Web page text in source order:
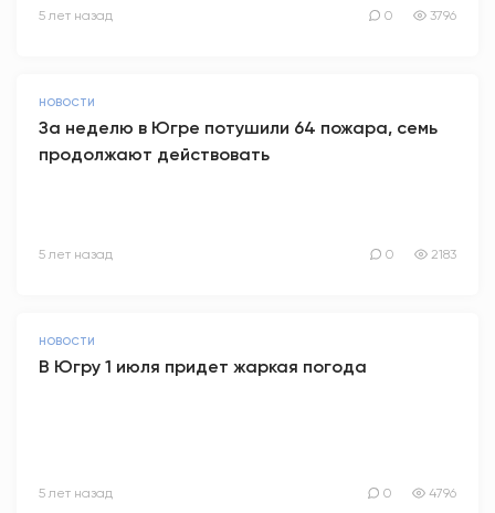
5 лет назад 0 3796
НОВОСТИ
За неделю в Югре потушили 64 пожара, семь
продолжают действовать
5 лет назад 0 2183
НОВОСТИ
В Югру 1 июля придет жаркая погода
5 лет назад 0 4796